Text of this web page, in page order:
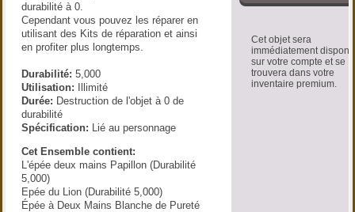
Cet objet sera
immédiatement
sur votre compte et se
trouvera dans votre
inventaire premium.
durabilité à 0.
Cependant vous pouvez les réparer en
utilisant des Kits de réparation et ainsi
en profiter plus longtemps.
Durabilité: 5,000
Utilisation: Illimité
Durée: Destruction de l'objet à 0 de
durabilité
Spécification: Lié au personnage
Cet Ensemble contient:
L'épée deux mains Papillon (Durabilité
5,000)
Epée du Lion (Durabilité 5,000)
Épée à Deux Mains Blanche de Pureté